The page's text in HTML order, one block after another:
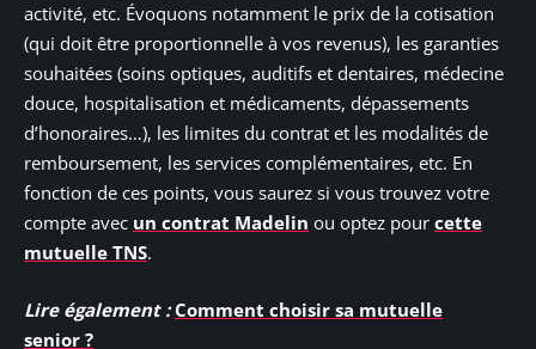
activité, etc. Évoquons notamment le prix de la cotisation
(qui doit être proportionnelle à vos revenus), les garanties
souhaitées (soins optiques, auditifs et dentaires, médecine
douce, hospitalisation et médicaments, dépassements
d’honoraires…), les limites du contrat et les modalités de
remboursement, les services complémentaires, etc. En
fonction de ces points, vous saurez si vous trouvez votre
compte avec un contrat Madelin ou optez pour cette
mutuelle TNS.
Lire également : Comment choisir sa mutuelle
senior ?